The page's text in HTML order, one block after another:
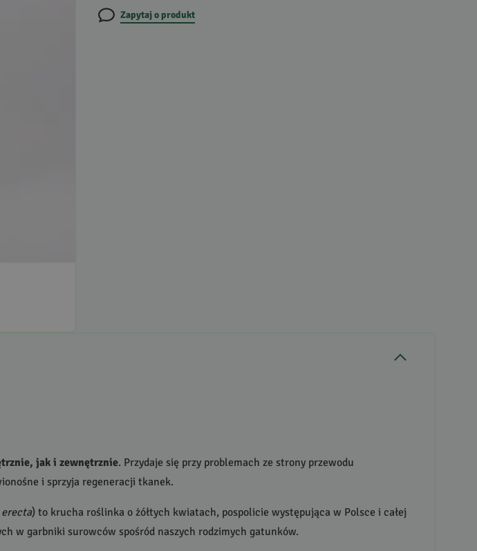
Zapytaj o produkt
jak i zewnętrznie. Przydaje się przy problemach ze strony przewodu
i sprzyja regeneracji tkanek.
) to krucha roślinka o żółtych kwiatach, pospolicie występująca w Polsce i całej
w garbniki surowców spośród naszych rodzimych gatunków.